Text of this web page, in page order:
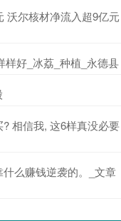
沃尔核材净流入超9亿元
样好_冰荔_种植_永德县
相信我, 这6样真没必要
么赚钱逆袭的。_文章